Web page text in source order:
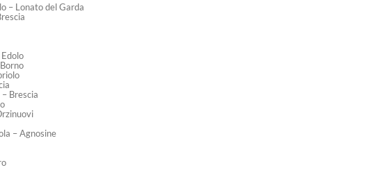
– Lonato del Garda
Brescia
– Agnosine